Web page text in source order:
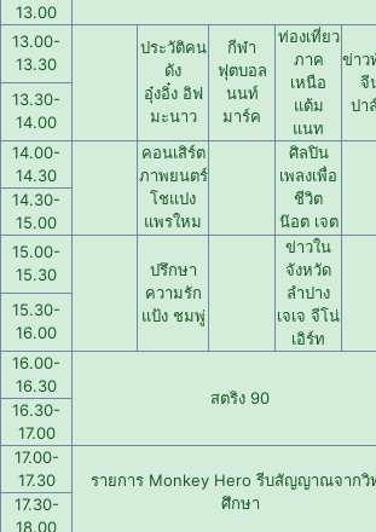
13.00
13.00-
13.30
ประวัติคน
ดัง
อุ๋งอิ๋ง อิฟ
มะนาว
กีฬา
ฟุตบอล
นนท์
มาร์ค
ท่องเที่ยว
ภาค
เหนือ
แต้ม
แนท
ข่าว
จี
ปา
13.30-
14.00
14.00-
14.30
คอนเสิร์ต
ภาพยนตร์
โชแปง
แพรใหม
ศิลปิน
เพลงเพื่อ
ชีวิต
น๊อต เจต
14.30-
15.00
15.00-
15.30
ปรึกษา
ความรัก
แป้ง ชมพู่
ข่าวใน
จังหวัด
ลำปาง
เจเจ จีโน่
เอิร์ท
15.30-
16.00
16.00-
16.30
สตริง 90
16.30-
17.00
17.00-
17.30
รายการ Monkey Hero รีบสัญญาณจากวิ
ศึกษา
17.30-
18.00